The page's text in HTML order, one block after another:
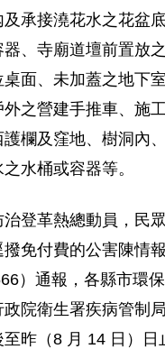
承接澆花水之花盆
器、寺廟道壇前置放
面、未加蓋之地下
之營建手推車、施
欄及窪地、樹洞內
水桶或容器等。
登革熱總動員，民
免付費的公害陳情
）通報，各縣市環
院衛生署疾病管制
昨（8 月 14 日）日